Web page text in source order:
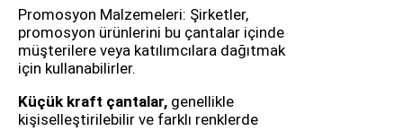
Promosyon Malzemeleri: Şirketler,
promosyon ürünlerini bu çantalar içinde
müşterilere veya katılımcılara dağıtmak
için kullanabilirler.
Küçük kraft çantalar, genellikle
kişiselleştirilebilir ve farklı renklerde